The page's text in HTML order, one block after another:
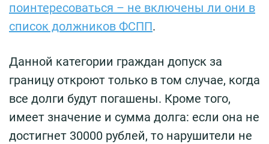
поинтересоваться – не включены ли они в
список должников ФСПП.
Данной категории граждан допуск за
границу откроют только в том случае, когда
все долги будут погашены. Кроме того,
имеет значение и сумма долга: если она не
достигнет 30000 рублей, то нарушители не